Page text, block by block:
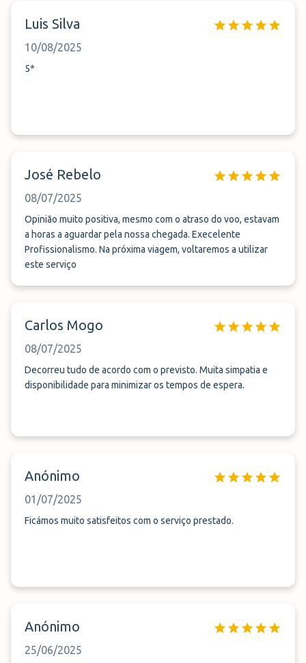
Luis Silva
10/08/2025
5*
José Rebelo
08/07/2025
Opinião muito positiva, mesmo com o atraso do voo, estavam
a horas a aguardar pela nossa chegada. Execelente
Profissionalismo. Na próxima viagem, voltaremos a utilizar
este serviço
Carlos Mogo
08/07/2025
Decorreu tudo de acordo com o previsto. Muita simpatia e
disponibilidade para minimizar os tempos de espera.
Anónimo
01/07/2025
Ficámos muito satisfeitos com o serviço prestado.
Anónimo
25/06/2025